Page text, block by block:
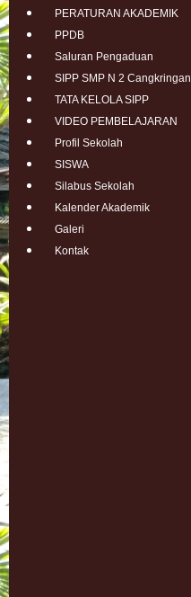
PERATURAN AKADEMIK
PPDB
Saluran Pengaduan
SIPP SMP N 2 Cangkringan
TATA KELOLA SIPP
VIDEO PEMBELAJARAN
Profil Sekolah
SISWA
Silabus Sekolah
Kalender Akademik
Galeri
Kontak